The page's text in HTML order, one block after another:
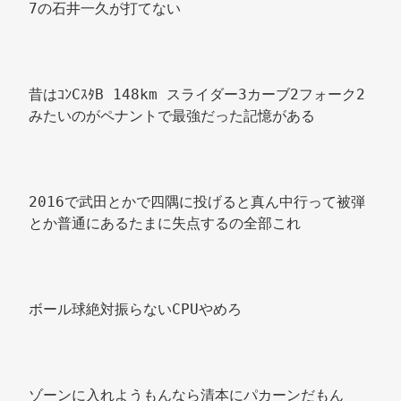
7の石井一久が打てない
みたいのがペナントで最強だった記憶がある
2016で武田とかで四隅に投げると真ん中行って被弾
とか普通にあるたまに失点するの全部これ
ボール球絶対振らないCPUやめろ
ゾーンに入れようもんなら清本にパカーンだもん